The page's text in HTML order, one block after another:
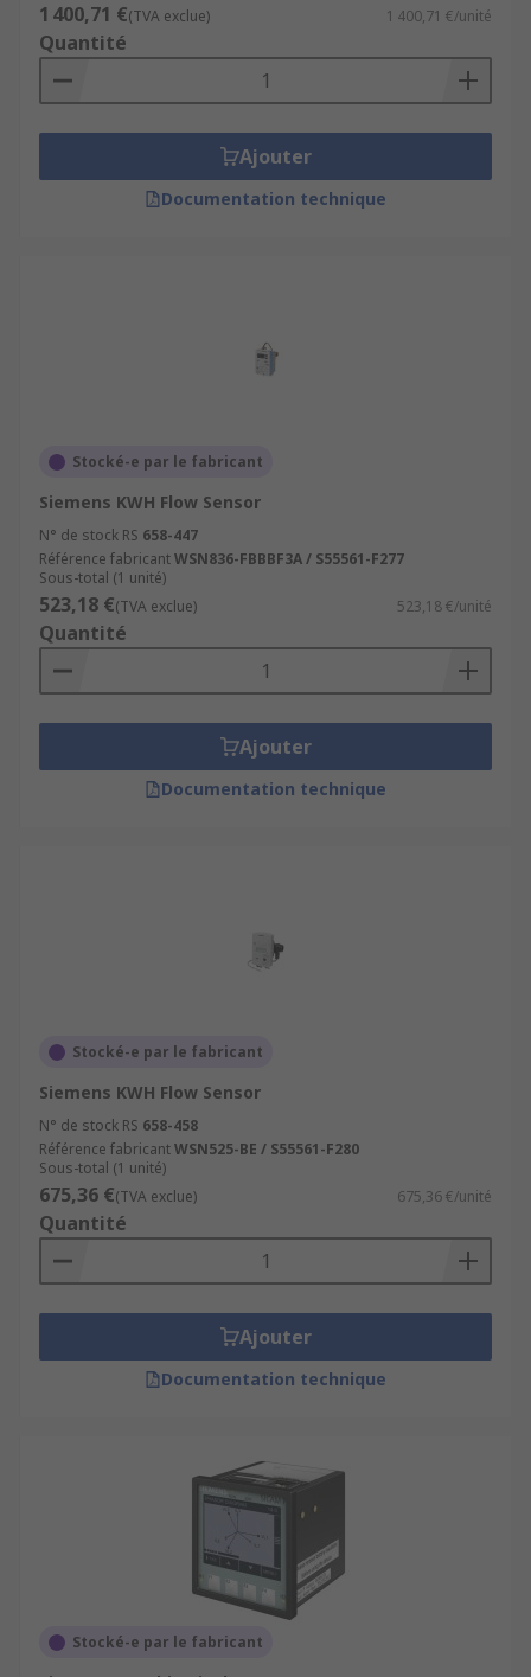
1 400,71 €(TVA exclue) 1 400,71 €/unité
Quantité
Ajouter
Documentation technique
Stocké-e par le fabricant
Siemens KWH Flow Sensor
N° de stock RS 658-447
Référence fabricantWSN836-FBBBF3A / S55561-F277
Sous-total (1 unité)
523,18 €(TVA exclue) 523,18 €/unité
Quantité
Ajouter
Documentation technique
Stocké-e par le fabricant
Siemens KWH Flow Sensor
N° de stock RS 658-458
Référence fabricantWSN525-BE / S55561-F280
Sous-total (1 unité)
675,36 €(TVA exclue) 675,36 €/unité
Quantité
Ajouter
Documentation technique
Stocké-e par le fabricant